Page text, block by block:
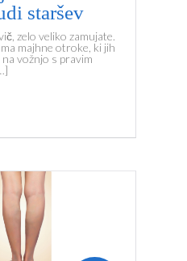
staršev
zelo veliko zamujate.
majhne otroke, ki jih
vožnjo s pravim